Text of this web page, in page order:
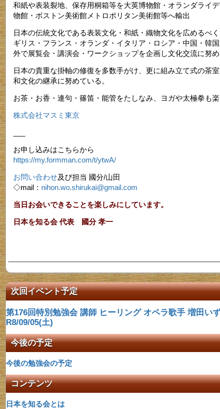
和紙や表装裂地、保存用桐箱等を大英博物館・オランダライ
物館・ボストン美術館メトロポリタン美術館等へ輸出
日本の伝統文化である表装文化・和紙・織物文化を広めるべ
ギリス・フランス・オランダ・イタリア・ロシア・中国・韓
外で展覧会・講演会・ワークショップを企画し文化交流に努
日本の貴重な掛軸の修復を多数手がけ、更に組み立て式の茶
和文化の継承に努めている。
お茶・お香・連句・篠笛・能管をたしなみ、ヨガや太極拳も
株式会社マスミ東京
お申し込みはこちらから
https://my.formman.com/t/ytwA/
お問い合わせ及び担当 國分/山田
◇mail： nihon.wo.shirukai@gmail.com
当日お会いできることを楽しみにしています。
日本を知る会 代表 國分 孝一
次回イベント予定
第176回特別勉強会 講師​ ヒーリング オペラ歌手 増田い
R8/09/05(土)
今後の予定
今後の勉強会の予定
コンテンツ
日本を知る会とは